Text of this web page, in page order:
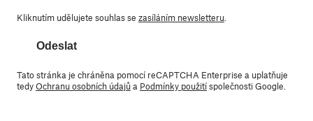
Kliknutím udělujete souhlas se zasíláním newsletteru
Odeslat
Tato stránka je chráněna pomocí reCAPTCHA Enterprise a uplatňuje
tedyOchranu osobních údajůa Podmínky použitíspolečnosti Google.